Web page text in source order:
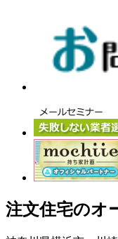
注文住宅のオ